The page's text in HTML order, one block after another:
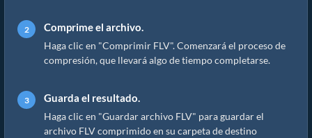
Comprime el archivo.
Haga clic en "Comprimir FLV". Comenzará el proceso de
compresión, que llevará algo de tiempo completarse.
Guarda el resultado.
Haga clic en "Guardar archivo FLV" para guardar el
archivo FLV comprimido en su carpeta de destino